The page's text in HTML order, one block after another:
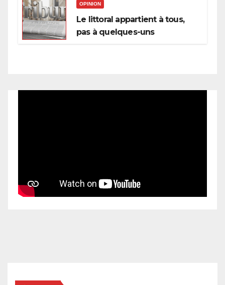
OPINION
Le littoral appartient à tous,
pas à quelques-uns